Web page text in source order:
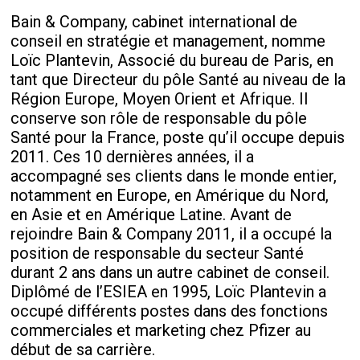
Bain & Company, cabinet international de
conseil en stratégie et management, nomme
Loïc Plantevin, Associé du bureau de Paris, en
tant que Directeur du pôle Santé au niveau de la
Région Europe, Moyen Orient et Afrique. Il
conserve son rôle de responsable du pôle
Santé pour la France, poste qu’il occupe depuis
2011. Ces 10 dernières années, il a
accompagné ses clients dans le monde entier,
notamment en Europe, en Amérique du Nord,
en Asie et en Amérique Latine. Avant de
rejoindre Bain & Company 2011, il a occupé la
position de responsable du secteur Santé
durant 2 ans dans un autre cabinet de conseil.
Diplômé de l’ESIEA en 1995, Loïc Plantevin a
occupé différents postes dans des fonctions
commerciales et marketing chez Pfizer au
début de sa carrière.